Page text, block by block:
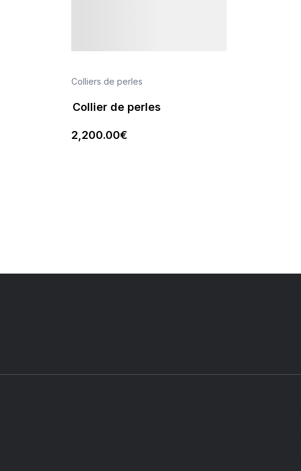
Colliers de perles
Collier de perles
2,200.00€